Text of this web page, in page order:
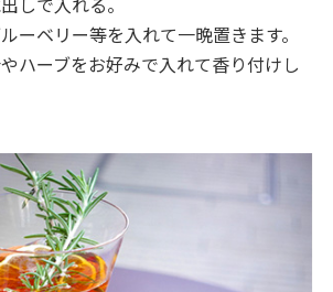
ーベリー等を入れて一晩置きます。
ハーブをお好みで入れて香り付けし